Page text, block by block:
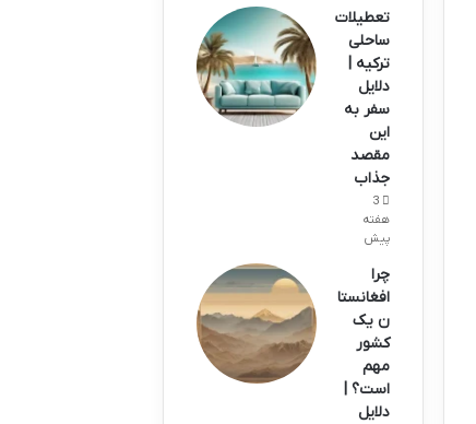
تعطیلات
ساحلی
ترکیه |
دلایل
سفر به
این
مقصد
جذاب
3
هفته
پیش
چرا
افغانستا
ن یک
کشور
مهم
است؟ |
دلایل